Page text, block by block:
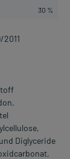
30 %
Diglyceride